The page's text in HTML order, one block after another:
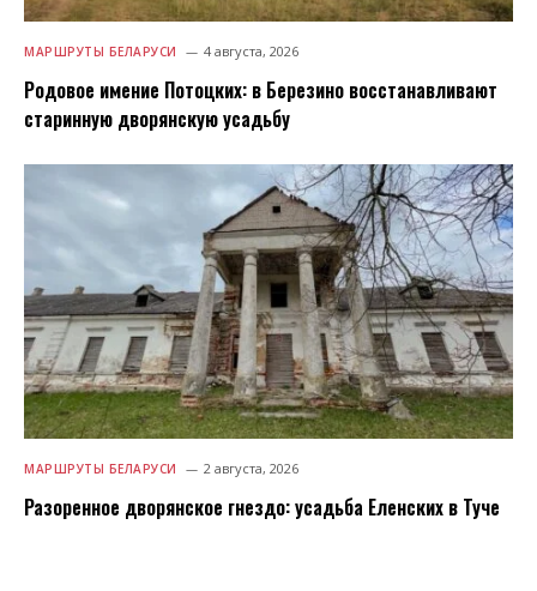
МАРШРУТЫ БЕЛАРУСИ 4 августа, 2026
Родовое имение Потоцких: в Березино восстанавливают
старинную дворянскую усадьбу
МАРШРУТЫ БЕЛАРУСИ 2 августа, 2026
Разоренное дворянское гнездо: усадьба Еленских в Туче